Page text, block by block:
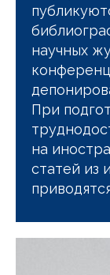
научных
При
на
статей из